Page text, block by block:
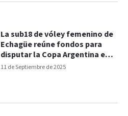
11 de Septiembre de 2025
La sub18 de vóley femenino de
Echagüe reúne fondos para
disputar la Copa Argentina en
Chapadmalal